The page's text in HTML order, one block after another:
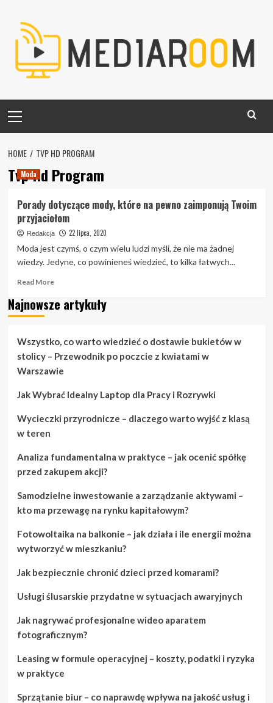
content
Menu
HOME TVP HD PROGRAM
Tvp Hd Program
Moda
Porady dotyczące mody, które na pewno zaimponują Twoim
przyjaciołom
Redakcja 22 lipca, 2020
Moda jest czymś, o czym wielu ludzi myśli, że nie ma żadnej
wiedzy. Jedyne, co powinieneś wiedzieć, to kilka łatwych...
Read MoreRead
about
które
na
pewno
Twoim
Najnowsze artykuły
Wszystko, co warto wiedzieć o dostawie bukietów w
stolicy – Przewodnik po poczcie z kwiatami w
Warszawie
Jak Wybrać Idealny Laptop dla Pracy i Rozrywki
Wycieczki przyrodnicze – dlaczego warto wyjść z klasą
w teren
Analiza fundamentalna w praktyce – jak ocenić spółkę
przed zakupem akcji?
Samodzielne inwestowanie a zarządzanie aktywami –
kto ma przewagę na rynku kapitałowym?
Fotowoltaika na balkonie – jak działa i ile energii można
wytworzyć w mieszkaniu?
Jak bezpiecznie chronić dzieci przed komarami?
Usługi ślusarskie przydatne w sytuacjach awaryjnych
Jak nagrywać profesjonalne wideo aparatem
fotograficznym?
Leasing w formule operacyjnej – koszty, podatki i ryzyka
w praktyce
Sprzątanie biur – co naprawdę wpływa na jakość usług i